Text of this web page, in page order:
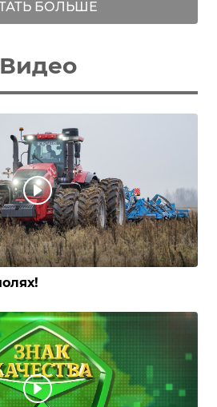
БОЛЬШЕ
Видео